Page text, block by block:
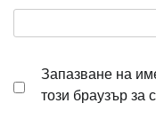
Запазване на
този браузър за